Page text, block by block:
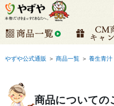
やずや公式通販 ＞ 商品一覧 ＞ 養生青汁
商品についての